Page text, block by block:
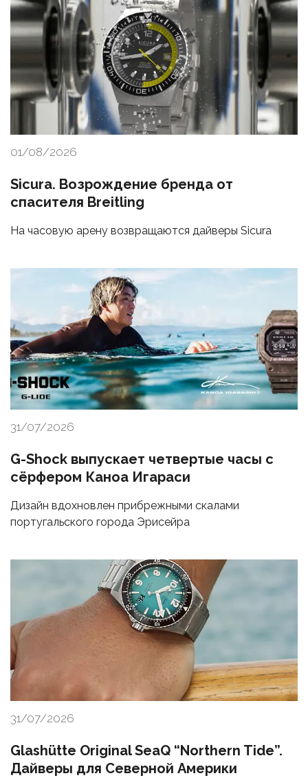
01/08/2026
Sicura. Возрождение бренда от
спасителя Breitling
На часовую арену возвращаются дайверы Sicura
31/07/2026
G-Shock выпускает четвертые часы с
сёрфером Каноа Игараси
Дизайн вдохновлен прибрежными скалами
португальского города Эрисейра
31/07/2026
Glashütte Original SeaQ “Northern Tide”.
Дайверы для Северной Америки